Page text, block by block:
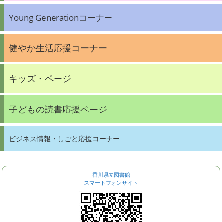
Young Generationコーナー
健やか生活応援コーナー
キッズ・ページ
子どもの読書応援ページ
ビジネス情報・しごと応援コーナー
香川県立図書館
スマートフォンサイト